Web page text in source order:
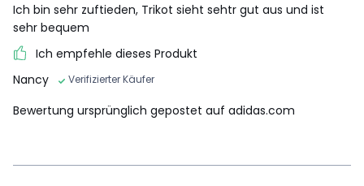
Ich bin sehr zuftieden, Trikot sieht sehtr gut aus und ist
sehr bequem
Ich empfehle dieses Produkt
Nancy
Verifizierter Käufer
Bewertung ursprünglich gepostet auf adidas.com